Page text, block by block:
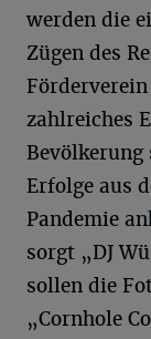
werden die
Zügen des
zahlreiches
Bevölkerung
Erfolge aus
Pandemie
sorgt „DJ
sollen die
„Cornhole